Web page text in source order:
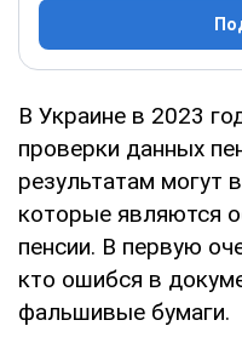
В Украине в 2023
проверки данных
результатам могут
которые являются
пенсии. В первую
кто ошибся в
фальшивые бумаги.